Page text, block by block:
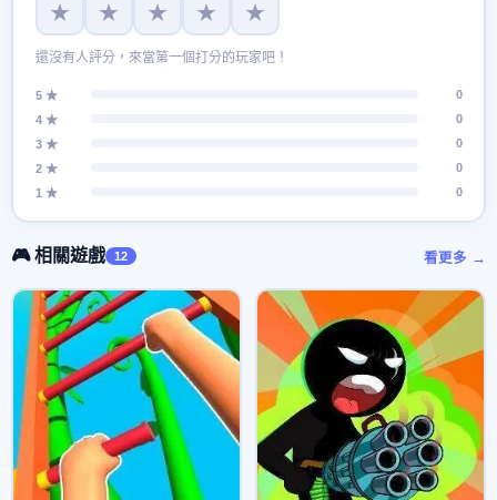
★ ★ ★ ★ ★
還沒有人評分，來當第一個打分的玩家吧！
5 ★
0
4 ★
0
3 ★
0
2 ★
0
1 ★
0
🎮 相關遊戲 12 看更多 →